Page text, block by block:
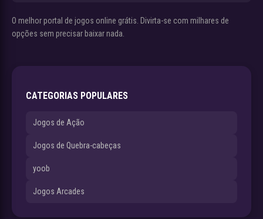
O melhor portal de jogos online grátis. Divirta-se com milhares de
opções sem precisar baixar nada.
CATEGORIAS POPULARES
Jogos de Ação
Jogos de Quebra-cabeças
yoob
Jogos Arcades